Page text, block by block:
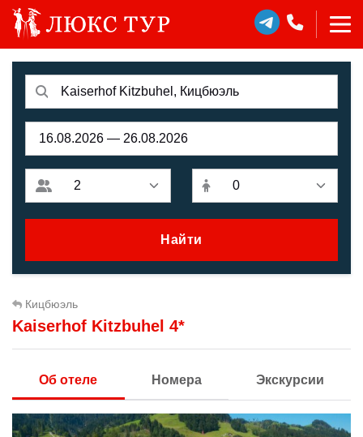
Найти
Кицбюэль
Kaiserhof Kitzbuhel 4*
Об отеле Номера Экскурсии